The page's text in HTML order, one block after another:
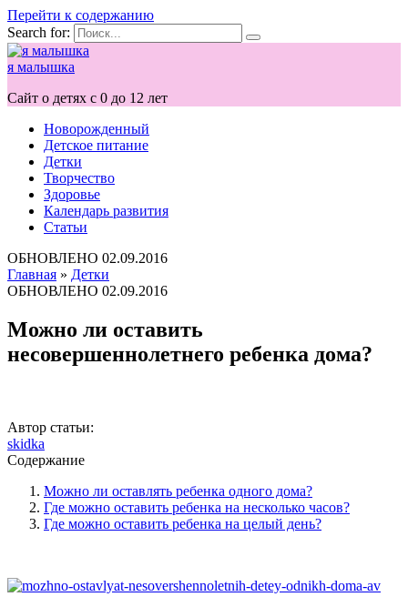
Перейти к содержанию
Search for:
я малышка
Сайт о детях с 0 до 12 лет
Новорожденный
Детское питание
Детки
Творчество
Здоровье
Календарь развития
Статьи
ОБНОВЛЕНО 02.09.2016
Главная » Детки
ОБНОВЛЕНО 02.09.2016
Можно ли оставить
несовершеннолетнего ребенка дома?
Автор статьи:
skidka
Содержание
Можно ли оставлять ребенка одного дома?
Где можно оставить ребенка на несколько часов?
Где можно оставить ребенка на целый день?